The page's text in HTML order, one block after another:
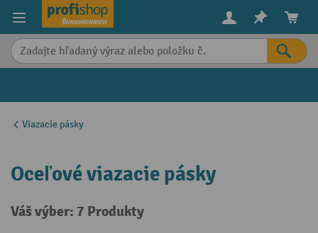
content
Viazacie pásky
Oceľové viazacie pásky
Váš výber: 7 Produkty